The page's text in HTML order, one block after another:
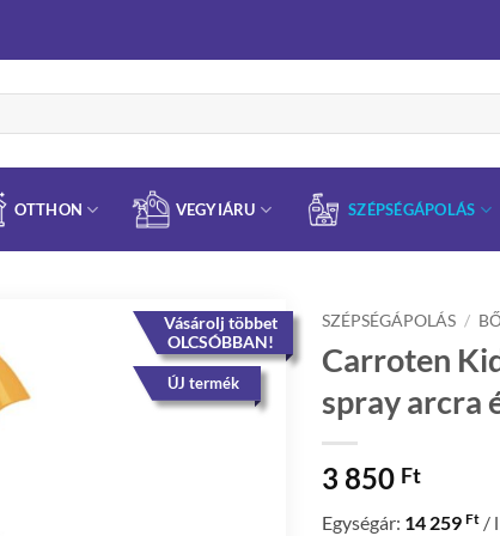
OTTHON VEGYIÁRU SZÉPSÉGÁPOLÁS
Vásárolj többet
OLCSÓBBAN!
ÚJ termék
SZÉPSÉGÁPOLÁS /
Carroten
spray arcra
3 850 Ft
Egységár: 14 259 Ft / l